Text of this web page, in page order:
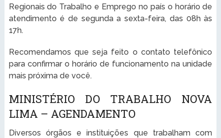
Regionais do Trabalho e Emprego no país o horário de
atendimento é de segunda a sexta-feira, das 08h às
17h.
Recomendamos que seja feito o contato telefônico
para confirmar o horário de funcionamento na unidade
mais próxima de você.
MINISTÉRIO DO TRABALHO NOVA
LIMA – AGENDAMENTO
Diversos órgãos e instituições que trabalham com